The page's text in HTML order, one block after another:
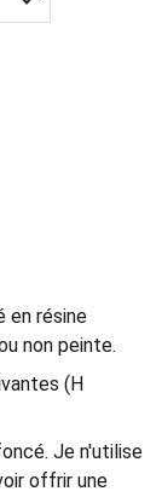
en résine
non peinte.
(H
Je n'utilise
offrir une